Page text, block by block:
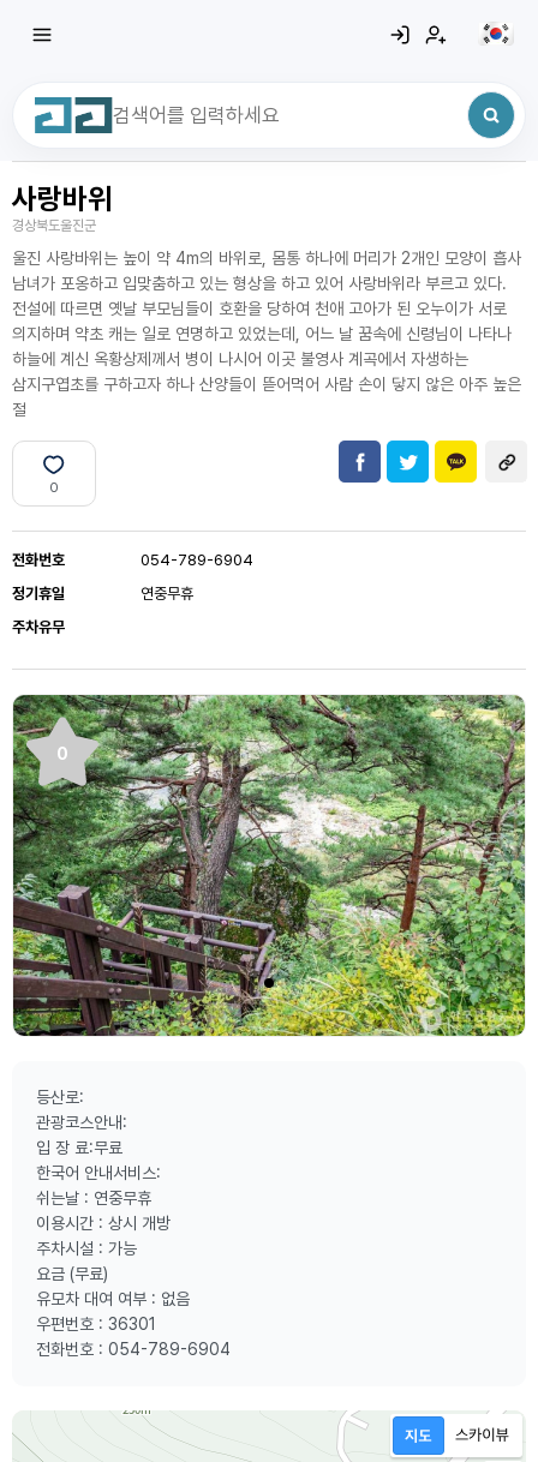
최근 검색어
사랑바위
경상북도울진군
울진 사랑바위는 높이 약 4m의 바위로, 몸통 하나에 머리가 2개인 모양이 흡사
남녀가 포옹하고 입맞춤하고 있는 형상을 하고 있어 사랑바위라 부르고 있다.
전설에 따르면 옛날 부모님들이 호환을 당하여 천애 고아가 된 오누이가 서로
의지하며 약초 캐는 일로 연명하고 있었는데, 어느 날 꿈속에 신령님이 나타나
하늘에 계신 옥황상제께서 병이 나시어 이곳 불영사 계곡에서 자생하는
삼지구엽초를 구하고자 하나 산양들이 뜯어먹어 사람 손이 닿지 않은 아주 높은
절
0
전화번호
054-789-6904
정기휴일
연중무휴
주차유무
0
등산로:
관광코스안내:
입 장 료:무료
한국어 안내서비스:
쉬는날 : 연중무휴
이용시간 : 상시 개방
주차시설 : 가능
요금 (무료)
유모차 대여 여부 : 없음
우편번호 : 36301
전화번호 : 054-789-6904